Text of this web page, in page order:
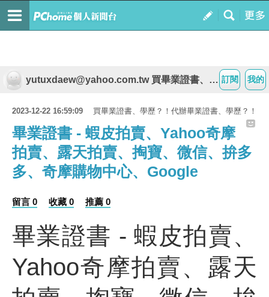
我的
訂閱
yutuxdaew@yahoo.com.tw 買畢業證書、學歷？！代辦畢業證書、學歷？！
2023-12-22 16:59:09 買畢業證書、學歷？！代辦畢業證書、學歷？！
畢業證書 - 蝦皮拍賣、Yahoo奇摩
拍賣、露天拍賣、掏寶、微信、拚多
多、奇摩購物中心、Google
留言 0 收藏 0 推薦 0
畢業證書 - 蝦皮拍賣、
Yahoo奇摩拍賣、露天